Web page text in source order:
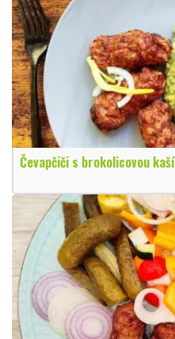
Čevapčiči s brokolicovou kaší